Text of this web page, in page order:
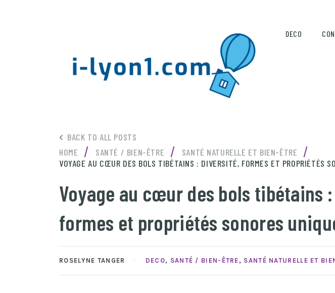
DECO
BACK TO ALL POSTS
HOME
/ SANTÉ / BIEN-ÊTRE / SANTÉ NATURELLE ET BIEN-ÊTRE /
VOYAGE AU CŒUR DES BOLS TIBÉTAINS : DIVERSITÉ, FORMES ET PROPRIÉTÉS
Voyage au cœur des bols tibétains
formes et propriétés sonores
ROSELYNE TANGER DECO, SANTÉ / BIEN-ÊTRE , SANTÉ NATURELLE ET